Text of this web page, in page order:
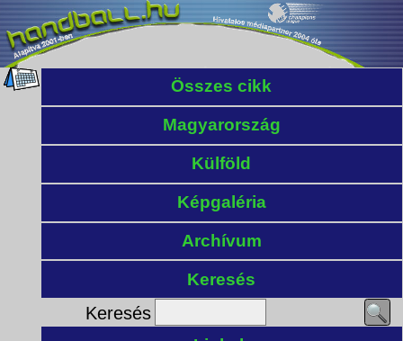
Összes cikk
Magyarország
Külföld
Képgaléria
Archívum
Keresés
Keresés